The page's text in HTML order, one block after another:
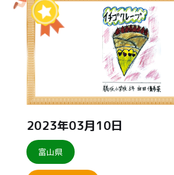
2023年03月10日
富山県